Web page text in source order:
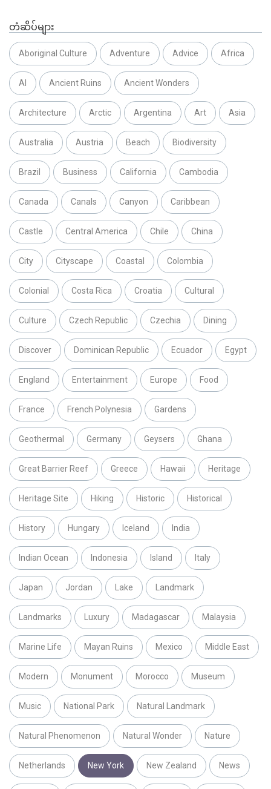
တံဆိပ်များ
Aboriginal Culture Adventure Advice Africa
AI Ancient Ruins Ancient Wonders
Architecture Arctic Argentina Art Asia
Australia Austria Beach Biodiversity
Brazil Business California Cambodia
Canada Canals Canyon Caribbean
Castle Central America Chile China
City Cityscape Coastal Colombia
Colonial Costa Rica Croatia Cultural
Culture Czech Republic Czechia Dining
Discover Dominican Republic Ecuador Egypt
England Entertainment Europe Food
France French Polynesia Gardens
Geothermal Germany Geysers Ghana
Great Barrier Reef Greece Hawaii Heritage
Heritage Site Hiking Historic Historical
History Hungary Iceland India
Indian Ocean Indonesia Island Italy
Japan Jordan Lake Landmark
Landmarks Luxury Madagascar Malaysia
Marine Life Mayan Ruins Mexico Middle East
Modern Monument Morocco Museum
Music National Park Natural Landmark
Natural Phenomenon Natural Wonder Nature
Netherlands New York New Zealand News